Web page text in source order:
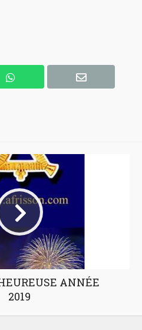
ANNÉE
2019